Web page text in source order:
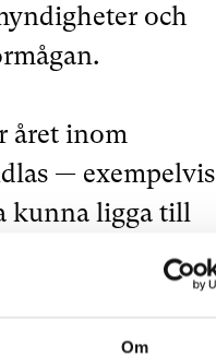
Om
och
året inom
— exempelvis
kunna ligga till